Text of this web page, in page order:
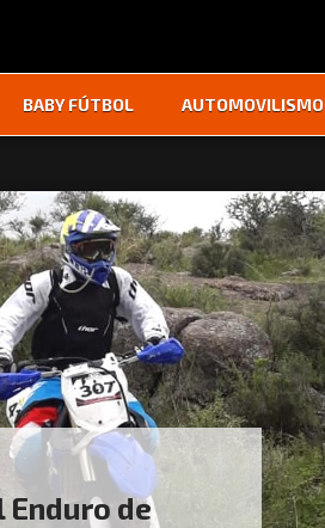
BABY FÚTBOL AUTOMOVILISMO
Enduro de